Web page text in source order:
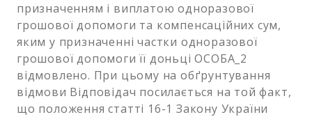
призначенням і виплатою одноразової
грошової допомоги та компенсаційних сум,
яким у призначенні частки одноразової
грошової допомоги її доньці ОСОБА_2
відмовлено. При цьому на обґрунтування
відмови Відповідач посилається на той факт,
що положення статті 16-1 Закону України